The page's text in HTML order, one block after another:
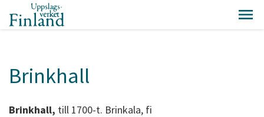
Brinkhall
Brinkhall, till 1700-t. Brinkala, fi